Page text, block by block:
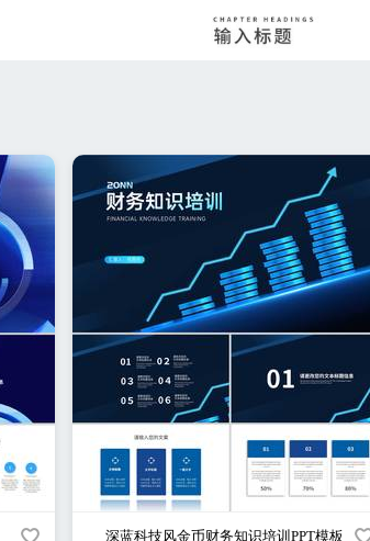
深蓝科技风金币财务知识培训PPT模板